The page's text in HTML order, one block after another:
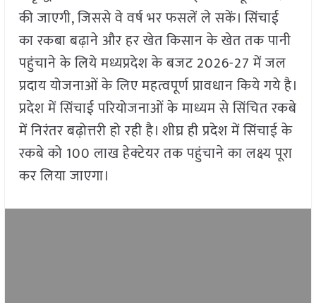
की जाएगी, जिससे वे वर्ष भर फसलें ले सकें। सिंचाई
का रकबा बढ़ाने और हर खेत किसान के खेत तक पानी
पहुंचाने के लिये मध्यप्रदेश के बजट 2026-27 में जल
प्रदाय योजनाओं के लिए महत्वपूर्ण प्रावधान किये गये है।
प्रदेश में सिंचाई परियोजनाओं के माध्यम से सिंचित रकबे
में निरंतर बढ़ोत्तरी हो रही है। शीघ्र ही प्रदेश में सिंचाई के
रकबे को 100 लाख हेक्टेयर तक पहुंचाने का लक्ष्य पूरा
कर लिया जाएगा।